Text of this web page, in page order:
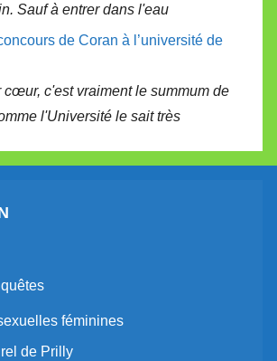
Sauf à entrer dans l'eau
de Coran à l’université de
cœur, c'est vraiment le summum de
l'Université le sait très
féminines
de Prilly